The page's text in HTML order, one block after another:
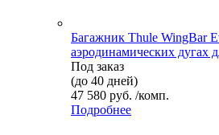
Багажник Thule WingBar
аэродинамических дугах
Под заказ
(до 40 дней)
47 580 руб. /комп.
Подробнее